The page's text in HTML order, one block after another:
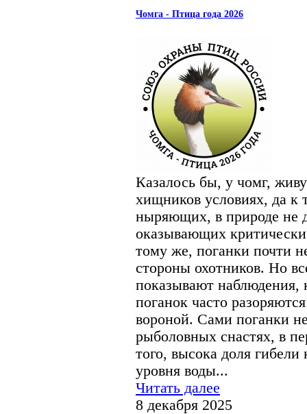
Чомга - Птица года 2026
Казалось бы, у чомг,
хищников условиях, да к
ныряющих, в природе не
оказывающих критически
тому же, поганки почти
стороны охотников. Но
показывают наблюдения,
поганок часто
вороной. Сами поганки
рыболовных снастях, в
того, высока доля гибели
уровня воды...
Читать далее
8 декабря 2025